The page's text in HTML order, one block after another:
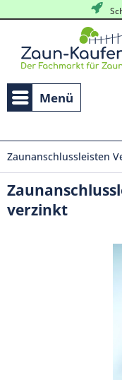
Menü
Zaunanschlussleisten
verzinkt